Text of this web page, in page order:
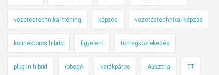
vezetéstechnikai tréning képzés vezetéstechnikai képzés
konnektoros hibrid figyelem tömegközlekedés
plug-in hibrid robogó kerékpáros Ausztria TT